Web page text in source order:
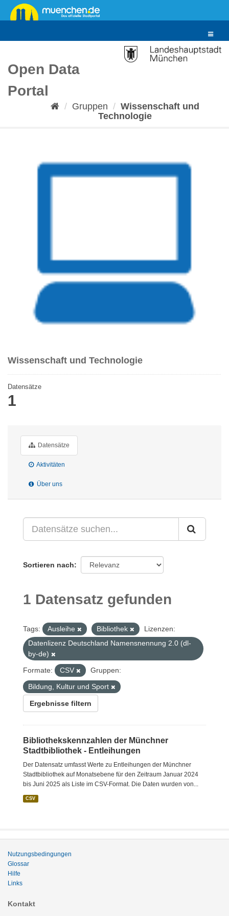
Überspringen
zum
Toggle
Open Data
Portal
Gruppen
Wissenschaft und
Technologie
Wissenschaft und Technologie
Datensätze
1
Datensätze
Aktivitäten
Über uns
Sortieren nach
1 Datensatz gefunden
Tags: Ausleihe Bibliothek
Lizenzen:
Datenlizenz Deutschland Namensnennung 2.0 (dl-
by-de)
Formate:
CSV
Gruppen:
Bildung, Kultur und Sport
Ergebnisse filtern
Bibliothekskennzahlen der Münchner
Stadtbibliothek - Entleihungen
Der Datensatz umfasst Werte zu Entleihungen der Münchner
Stadtbibliothek auf Monatsebene für den Zeitraum Januar 2024
bis Juni 2025 als Liste im CSV-Format. Die Daten wurden von...
CSV
Nutzungsbedingungen
Glossar
Hilfe
Links
Kontakt